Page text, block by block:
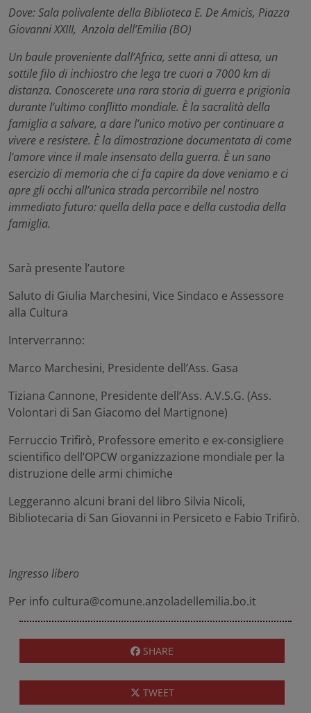
Dove: Sala polivalente della Biblioteca E. De Amicis, Piazza
Giovanni XXIII, Anzola dell’Emilia (BO)
Un baule proveniente dall’Africa, sette anni di attesa, un
sottile filo di inchiostro che lega tre cuori a 7000 km di
distanza. Conoscerete una rara storia di guerra e prigionia
durante l’ultimo conflitto mondiale. È la sacralità della
famiglia a salvare, a dare l’unico motivo per continuare a
vivere e resistere. È la dimostrazione documentata di come
l’amore vince il male insensato della guerra. È un sano
esercizio di memoria che ci fa capire da dove veniamo e ci
apre gli occhi all’unica strada percorribile nel nostro
immediato futuro: quella della pace e della custodia della
famiglia.
Sarà presente l’autore
Saluto di Giulia Marchesini, Vice Sindaco e Assessore
alla Cultura
Interverranno:
Marco Marchesini, Presidente dell’Ass. Gasa
Tiziana Cannone, Presidente dell’Ass. A.V.S.G. (Ass.
Volontari di San Giacomo del Martignone)
Ferruccio Trifirò, Professore emerito e ex-consigliere
scientifico dell’OPCW organizzazione mondiale per la
distruzione delle armi chimiche
Leggeranno alcuni brani del libro Silvia Nicoli,
Bibliotecaria di San Giovanni in Persiceto e Fabio Trifirò.
Ingresso libero
Per info cultura@comune.anzoladellemilia.bo.it
SHARE
TWEET